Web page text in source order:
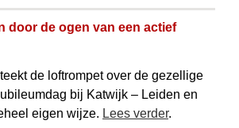
door de ogen van een actief
de loftrompet over de gezellige
bij Katwijk – Leiden en
eigen wijze. Lees verder.